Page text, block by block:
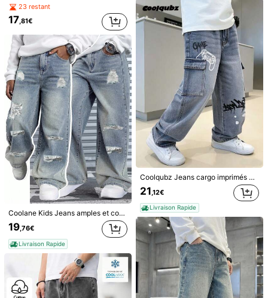
427K Suiveurs
4,90 427K Suiveurs
4,90 427K Suiveurs
4,90 427K Suiveurs
4,90 427K Suiveurs
427K Suiveurs
Zikori
SHEIN Shorts en jean décontractés et amples de style vintage Y2K pour garçons préadolescents. Avec design de poches, coupe ample et confortable. Parfait pour le port quotidien, l'été, le printemps, les festivals et la plage.
16,99€
Livraison Rapide
SHEIN Explorewe Chemise en jean décontractée à simple boutonnage avec poche pour garçon préadolescent, manches longues
17,32€
Livraison Rapide
23 restant
17,81€
Coolane Kids Jeans amples et confortables de style vintage bleu pour garçon préadolescent. Tenue décontractée et pour garçons. Tenue pour le jour de Thanksgiving ou pour le quotidien, adaptée aux enfants en été et au printemps
19,76€
Livraison Rapide
Coolqubz Jeans cargo imprimés pour garçons préadolescents, style décontracté à la mode, nouvelle arrivée, bleu clair personnalisé avec imprimé de rue, taille élastique en coton confortable, coupe ample avec plusieurs poches, convient pour les séances photo mode, les vacances, l'école et les occasions diverses
21,12€
Livraison Rapide